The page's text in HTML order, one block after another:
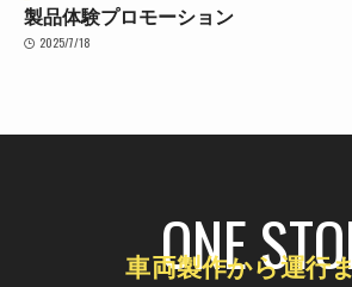
2025/7/17
ONE
車両製作から運行ま